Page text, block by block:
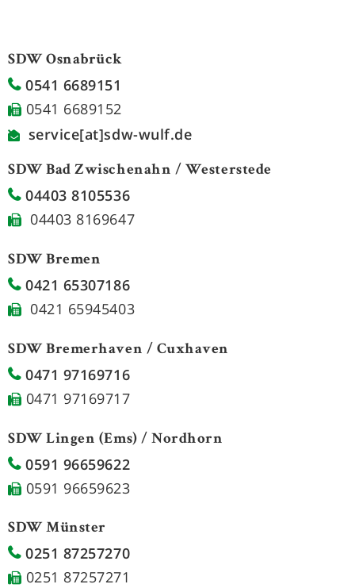
SDW Osnabrück
0541 6689151
0541 6689152
service[at]sdw-wulf.de
SDW Bad Zwischenahn / Westerstede
04403 8105536
04403 8169647
SDW Bremen
0421 65307186
0421 65945403
SDW Bremerhaven / Cuxhaven
0471 97169716
0471 97169717
SDW Lingen (Ems) / Nordhorn
0591 96659622
0591 96659623
SDW Münster
0251 87257270
0251 87257271